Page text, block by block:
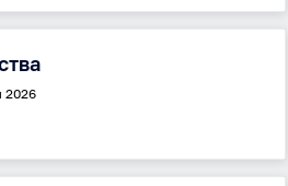
2026